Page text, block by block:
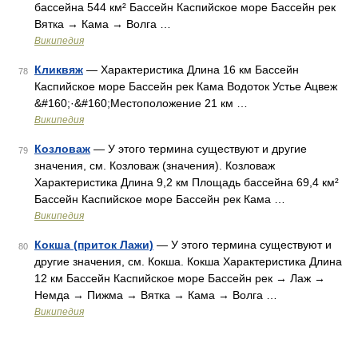
бассейна 544 км² Бассейн Каспийское море Бассейн рек
Вятка → Кама → Волга …
Википедия
78 Кликвяж — Характеристика Длина 16 км Бассейн
Каспийское море Бассейн рек Кама Водоток Устье Ацвеж
&#160;·&#160;Местоположение 21 км …
Википедия
79 Козловаж — У этого термина существуют и другие
значения, см. Козловаж (значения). Козловаж
Характеристика Длина 9,2 км Площадь бассейна 69,4 км²
Бассейн Каспийское море Бассейн рек Кама …
Википедия
80 Кокша (приток Лажи) — У этого термина существуют и
другие значения, см. Кокша. Кокша Характеристика Длина
12 км Бассейн Каспийское море Бассейн рек → Лаж →
Немда → Пижма → Вятка → Кама → Волга …
Википедия